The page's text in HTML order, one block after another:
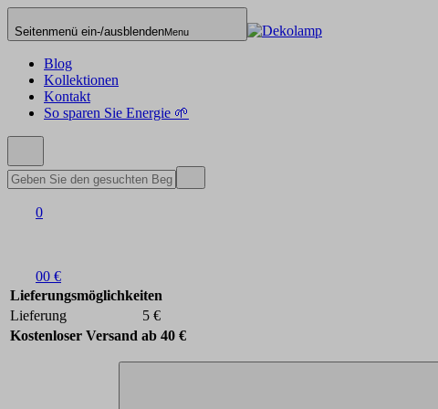
Seitenmenü ein-/ausblendenMenu
Blog
Kollektionen
Kontakt
So sparen Sie Energie 🌱
0
00 €
Lieferungsmöglichkeiten
Lieferung
5 €
Kostenloser Versand ab 40 €